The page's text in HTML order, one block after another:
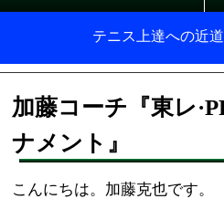
テニス上達への近
加藤コーチ『東レ
ナメント』
こんにちは。加藤克也です。